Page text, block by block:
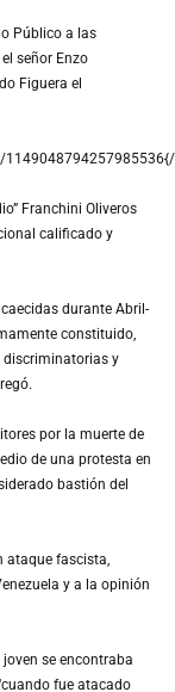
Público a las
señor Enzo
Figuera el
Franchini Oliveros
calificado y
durante Abril-
constituido,
discriminatorias y
por la muerte de
de una protesta en
bastión del
ataque fascista,
y a la opinión
se encontraba
fue atacado